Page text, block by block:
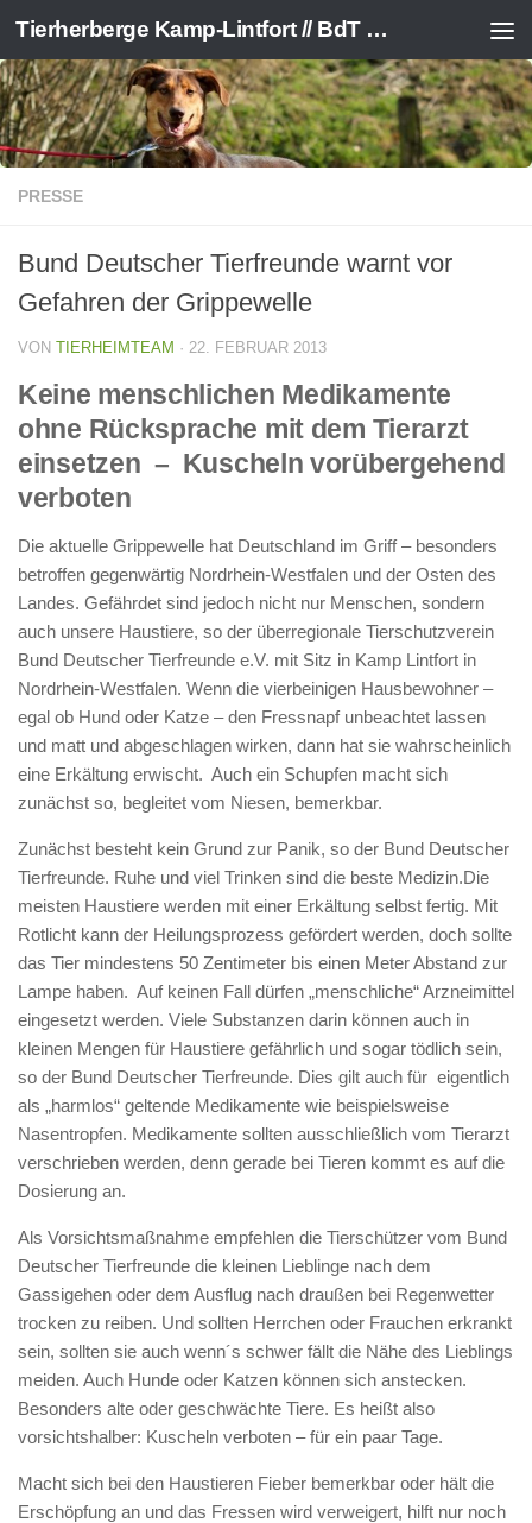
Zum Inhalt springen Tierherberge Kamp-Lintfort // BdT e.V.
PRESSE
Bund Deutscher Tierfreunde warnt vor
Gefahren der Grippewelle
VON TIERHEIMTEAM · 22. FEBRUAR 2013
Keine menschlichen Medikamente
ohne Rücksprache mit dem Tierarzt
einsetzen – Kuscheln vorübergehend
verboten
Die aktuelle Grippewelle hat Deutschland im Griff – besonders
betroffen gegenwärtig Nordrhein-Westfalen und der Osten des
Landes. Gefährdet sind jedoch nicht nur Menschen, sondern
auch unsere Haustiere, so der überregionale Tierschutzverein
Bund Deutscher Tierfreunde e.V. mit Sitz in Kamp Lintfort in
Nordrhein-Westfalen. Wenn die vierbeinigen Hausbewohner –
egal ob Hund oder Katze – den Fressnapf unbeachtet lassen
und matt und abgeschlagen wirken, dann hat sie wahrscheinlich
eine Erkältung erwischt. Auch ein Schupfen macht sich
zunächst so, begleitet vom Niesen, bemerkbar.
Zunächst besteht kein Grund zur Panik, so der Bund Deutscher
Tierfreunde. Ruhe und viel Trinken sind die beste Medizin.Die
meisten Haustiere werden mit einer Erkältung selbst fertig. Mit
Rotlicht kann der Heilungsprozess gefördert werden, doch sollte
das Tier mindestens 50 Zentimeter bis einen Meter Abstand zur
Lampe haben. Auf keinen Fall dürfen „menschliche“ Arzneimittel
eingesetzt werden. Viele Substanzen darin können auch in
kleinen Mengen für Haustiere gefährlich und sogar tödlich sein,
so der Bund Deutscher Tierfreunde. Dies gilt auch für eigentlich
als „harmlos“ geltende Medikamente wie beispielsweise
Nasentropfen. Medikamente sollten ausschließlich vom Tierarzt
verschrieben werden, denn gerade bei Tieren kommt es auf die
Dosierung an.
Als Vorsichtsmaßnahme empfehlen die Tierschützer vom Bund
Deutscher Tierfreunde die kleinen Lieblinge nach dem
Gassigehen oder dem Ausflug nach draußen bei Regenwetter
trocken zu reiben. Und sollten Herrchen oder Frauchen erkrankt
sein, sollten sie auch wenn´s schwer fällt die Nähe des Lieblings
meiden. Auch Hunde oder Katzen können sich anstecken.
Besonders alte oder geschwächte Tiere. Es heißt also
vorsichtshalber: Kuscheln verboten – für ein paar Tage.
Macht sich bei den Haustieren Fieber bemerkbar oder hält die
Erschöpfung an und das Fressen wird verweigert, hilft nur noch